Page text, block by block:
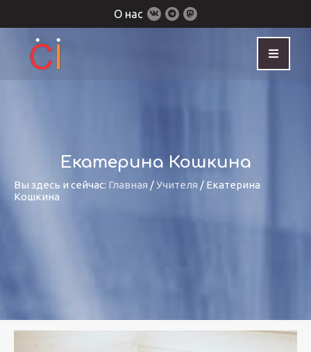
О нас
Екатерина Кошкина
Вы здесь и сейчас: Главная /Учителя / Екатерина
Кошкина